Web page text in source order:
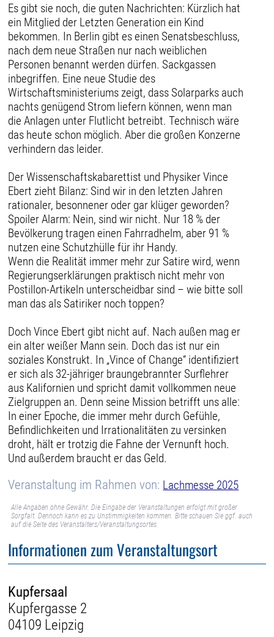
Es gibt sie noch, die guten Nachrichten: Kürzlich hat
ein Mitglied der Letzten Generation ein Kind
bekommen. In Berlin gibt es einen Senatsbeschluss,
nach dem neue Straßen nur nach weiblichen
Personen benannt werden dürfen. Sackgassen
inbegriffen. Eine neue Studie des
Wirtschaftsministeriums zeigt, dass Solarparks auch
nachts genügend Strom liefern können, wenn man
die Anlagen unter Flutlicht betreibt. Technisch wäre
das heute schon möglich. Aber die großen Konzerne
verhindern das leider.
Der Wissenschaftskabarettist und Physiker Vince
Ebert zieht Bilanz: Sind wir in den letzten Jahren
rationaler, besonnener oder gar klüger geworden?
Spoiler Alarm: Nein, sind wir nicht. Nur 18 % der
Bevölkerung tragen einen Fahrradhelm, aber 91 %
nutzen eine Schutzhülle für ihr Handy.
Wenn die Realität immer mehr zur Satire wird, wenn
Regierungserklärungen praktisch nicht mehr von
Postillon-Artikeln unterscheidbar sind – wie bitte soll
man das als Satiriker noch toppen?
Doch Vince Ebert gibt nicht auf. Nach außen mag er
ein alter weißer Mann sein. Doch das ist nur ein
soziales Konstrukt. In „Vince of Change“ identifiziert
er sich als 32-jähriger braungebrannter Surflehrer
aus Kalifornien und spricht damit vollkommen neue
Zielgruppen an. Denn seine Mission betrifft uns alle:
In einer Epoche, die immer mehr durch Gefühle,
Befindlichkeiten und Irrationalitäten zu versinken
droht, hält er trotzig die Fahne der Vernunft hoch.
Und außerdem braucht er das Geld.
Veranstaltung im Rahmen von: Lachmesse 2025
Alle Angaben ohne Gewähr. Die Eingabe der Veranstaltungen erfolgt mit großer
Sorgfalt. Dennoch kann es zu Unstimmigkeiten kommen. Bitte schauen Sie ggf. auch
auf die Seite des Veranstalters/Veranstaltungsortes.
Informationen zum Veranstaltungsort
Kupfersaal
Kupfergasse 2
04109 Leipzig